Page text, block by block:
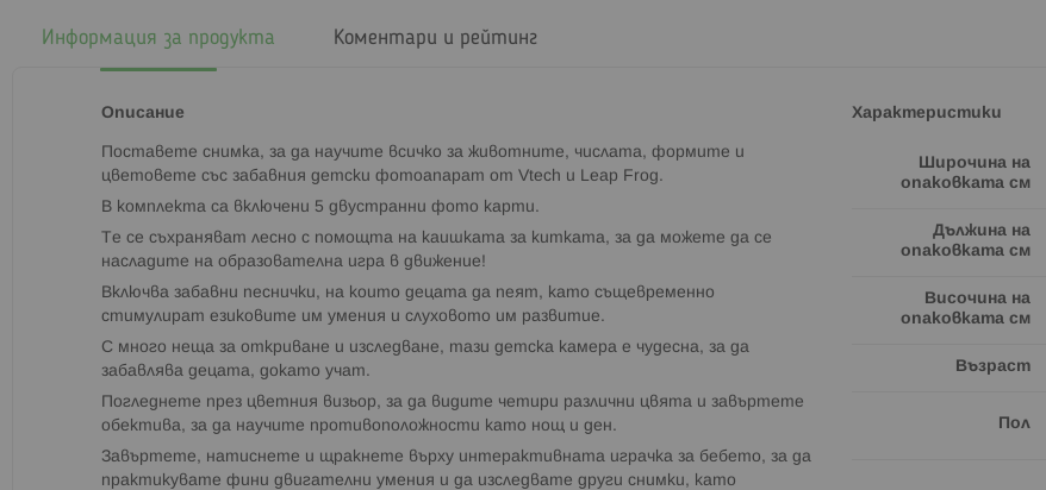
Информация за продукта
Описание
Поставете снимка, за да научите всичко за животните, числата, формите и
цветовете със забавния детски фотоапарат от Vtech и Leap Frog.
В комплекта са включени 5 двустранни фото карти.
Те се съхраняват лесно с помощта на каишката за китката, за да можете да се
насладите на образователна игра в движение!
Включва забавни песнички, на които децата да пеят, като същевременно
стимулират езиковите им умения и слуховото им развитие.
С много неща за откриване и изследване, тази детска камера е чудесна, за да
забавлява децата, докато учат.
Погледнете през цветния визьор, за да видите четири различни цвята и завъртете
обектива, за да научите противоположности като нощ и ден.
Завъртете, натиснете и щракнете върху интерактивната играчка за бебето, за да
практикувате фини двигателни умения и да изследвате други снимки, като
Характеристики
Широчина на
опаковката см
Дължина на
опаковката см
Височина на
опаковката см
Възраст
Пол
Коментари и рейтинг